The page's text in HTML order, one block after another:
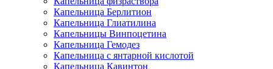
Капельница Берлитион
Капельница Глиатилина
Капельницы Винпоцетина
Капельница Гемодез
Капельница с янтарной кислотой
Капельница Кавинтон